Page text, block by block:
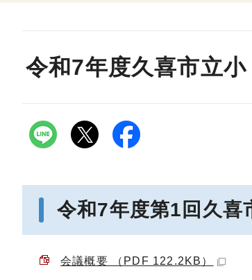
令和7年度久喜市立
令和7年度第1回久喜
会議概要 （PDF 122.2KB）